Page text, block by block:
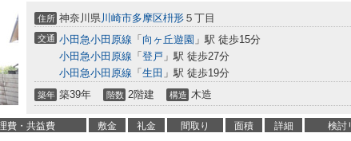
住所 神奈川県川崎市多摩区枡形 ５丁目
交通 小田急小田原線 「 向ヶ丘遊園 」駅 徒歩15分
小田急小田原線 「 登戸 」駅 徒歩27分
小田急小田原線 「 生田 」駅 徒歩19分
築年 築39年 階数 2階建 構造 木造
費・共益費 敷金 礼金 間取り 面積 詳細 検討